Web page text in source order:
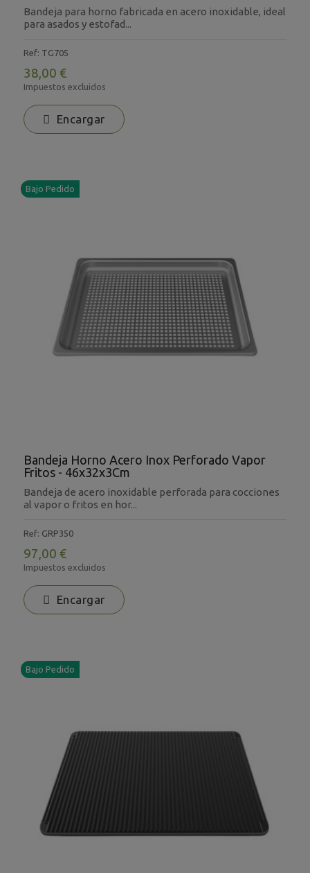
Bandeja para horno fabricada en acero inoxidable, ideal
para asados y estofad...
Ref: TG705
38,00 €
Impuestos excluidos
Encargar
Bandeja Horno Acero Inox Perforado Vapor
Fritos - 46x32x3Cm
Bandeja de acero inoxidable perforada para cocciones
al vapor o fritos en hor...
Ref: GRP350
97,00 €
Impuestos excluidos
Encargar
Bajo Pedido
Bajo Pedido